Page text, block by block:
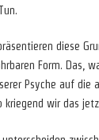
diese
Form. Das,
Psyche auf die
kriegend wir das